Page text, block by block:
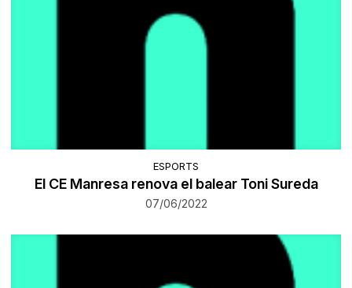
ESPORTS
El CE Manresa renova el balear Toni Sureda
07/06/2022